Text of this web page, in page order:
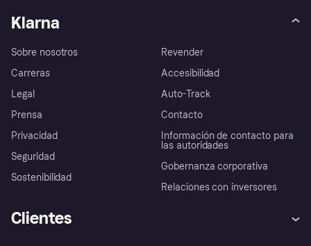
Klarna
Sobre nosotros
Carreras
Legal
Prensa
Privacidad
Seguridad
Sostenibilidad
Revender
Accesibilidad
Auto-Track
Contacto
Información de contacto para
las autoridades
Gobernanza corporativa
Relaciones con inversores
Clientes